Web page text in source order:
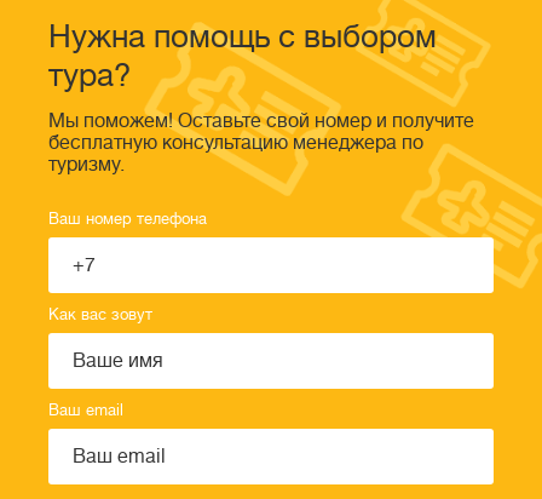
Нужна помощь с выбором
тура?
Мы поможем! Оставьте свой номер и получите
бесплатную консультацию менеджера по
туризму.
Ваш номер телефона
Как вас зовут
Ваш email